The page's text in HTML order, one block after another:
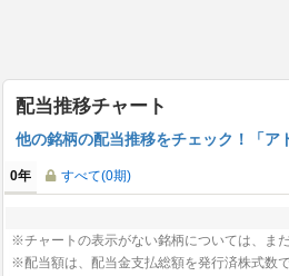
配当推移チャート
他の銘柄の配当推移をチェック！「ア
0年 すべて(0期)
※チャートの表示がない銘柄については、ま
※配当額は、配当金支払総額を発行済株式数